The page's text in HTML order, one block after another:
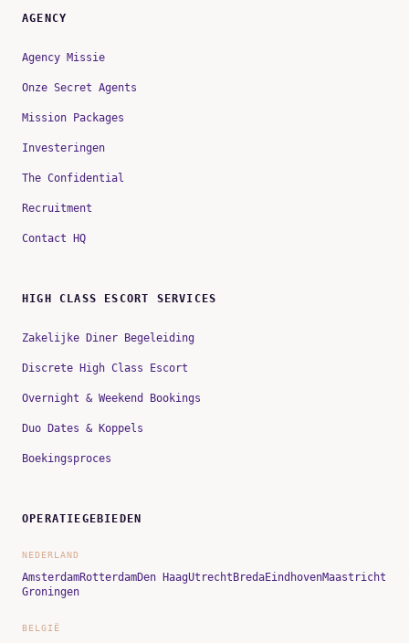
AGENCY
Agency Missie
Onze Secret Agents
Mission Packages
Investeringen
The Confidential
Recruitment
Contact HQ
HIGH CLASS ESCORT SERVICES
Zakelijke Diner Begeleiding
Discrete High Class Escort
Overnight & Weekend Bookings
Duo Dates & Koppels
Boekingsproces
OPERATIEGEBIEDEN
NEDERLAND
AmsterdamRotterdamDen HaagUtrecht BredaEindhovenMaastricht
Groningen
BELGIË